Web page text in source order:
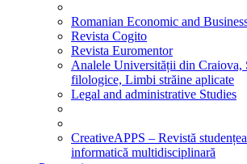
Romanian Economic and
Revista Cogito
Revista Euromentor
Analele Universității din Craiova,
filologice, Limbi străine aplicate
Legal and administrative Studies
CreativeAPPS – Revistă
informatică multidisciplinară